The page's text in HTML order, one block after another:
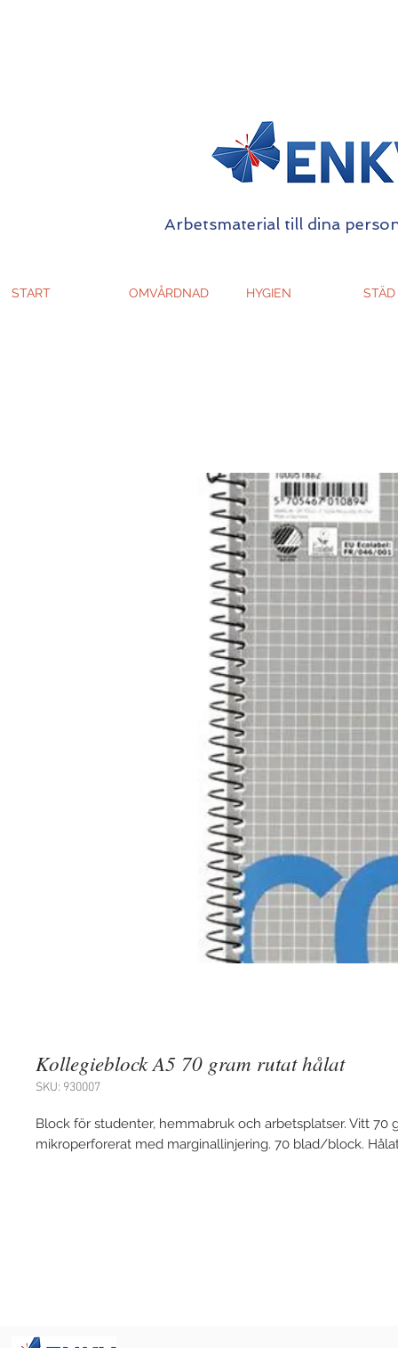
Arbetsmaterial till dina
START OMVÅRDNAD HYGIEN STÄD
Kollegieblock A5 70 gram rutat hålat
SKU: 930007
Block för studenter, hemmabruk och arbetsplatser. Vitt 70
mikroperforerat med marginallinjering. 70 blad/block.